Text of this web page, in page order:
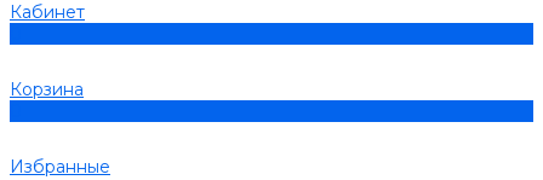
Кабинет
Корзина
Избранные